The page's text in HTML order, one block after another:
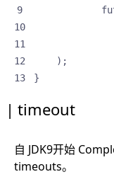
);
}
timeout
自 JDK9开始
timeouts。